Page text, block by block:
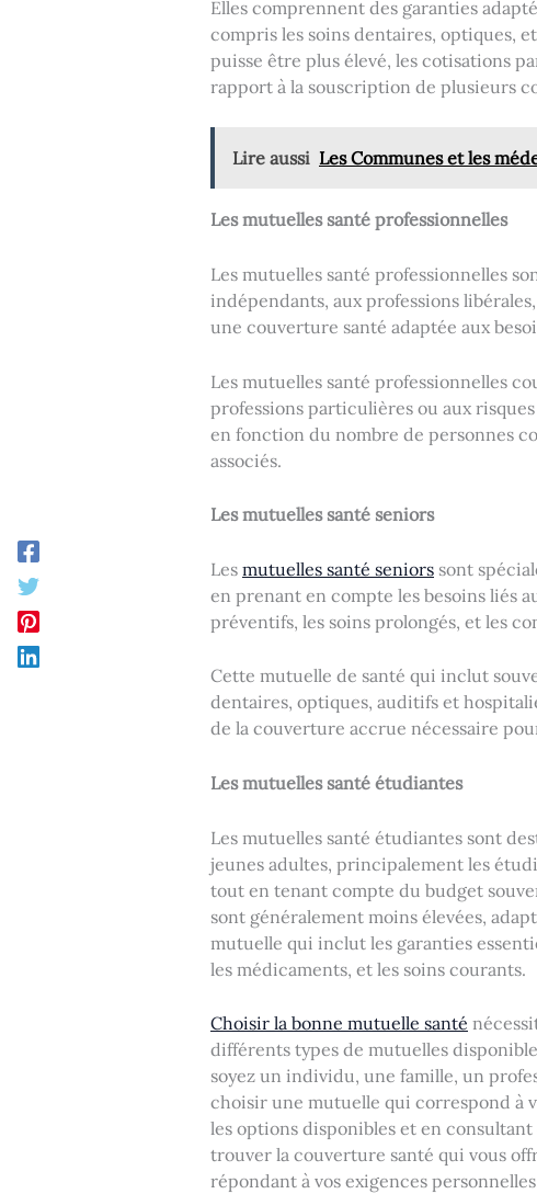
Elles comprennent des garanties
compris les soins dentaires, optiques,
puisse être plus élevé, les cotisations
rapport à la souscription de plusieurs
Lire aussi Les Communes et les
Les mutuelles santé professionnelles
Les mutuelles santé professionnelles
indépendants, aux professions
une couverture santé adaptée aux
Les mutuelles santé professionnelles
professions particulières ou aux
en fonction du nombre de personnes
associés.
Les mutuelles santé seniors
Les mutuelles santé seniors sont
en prenant en compte les besoins liés
préventifs, les soins prolongés, et les
Cette mutuelle de santé qui inclut
dentaires, optiques, auditifs et
de la couverture accrue nécessaire
Les mutuelles santé étudiantes
Les mutuelles santé étudiantes sont
jeunes adultes, principalement les
tout en tenant compte du budget
sont généralement moins élevées,
mutuelle qui inclut les garanties
les médicaments, et les soins courants.
Choisir la bonne mutuelle santé
différents types de mutuelles
soyez un individu, une famille, un
choisir une mutuelle qui correspond à
les options disponibles et en
trouver la couverture santé qui vous
répondant à vos exigences